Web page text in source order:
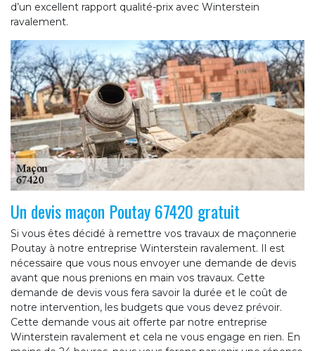
d’un excellent rapport qualité-prix avec Winterstein
ravalement.
Un devis maçon Poutay 67420 gratuit
Si vous êtes décidé à remettre vos travaux de maçonnerie
Poutay à notre entreprise Winterstein ravalement. Il est
nécessaire que vous nous envoyer une demande de devis
avant que nous prenions en main vos travaux. Cette
demande de devis vous fera savoir la durée et le coût de
notre intervention, les budgets que vous devez prévoir.
Cette demande vous ait offerte par notre entreprise
Winterstein ravalement et cela ne vous engage en rien. En